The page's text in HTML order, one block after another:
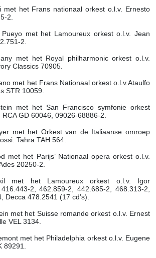
met het Frans nationaal orkest o.l.v. Ernesto
2.
met het Lamoureux orkest o.l.v. Jean
2.
met het Royal philharmonic orkest o.l.v.
Classics 70905.
met het Frans Nationaal orkest o.l.v.Ataulfo
STR 10059.
met het San Francisco symfonie orkest
GD 60046, 09026-68886-2.
met het Orkest van de Italiaanse omroep
Tahra TAH 564.
met het Parijs’ Nationaal opera orkest o.l.v.
20250-2.
met het Lamoureux orkest o.l.v. Igor
2, 462.859-2, 442.685-2, 468.313-2,
Decca 478.2541 (17 cd’s).
met het Suisse romande orkest o.l.v. Ernest
VEL 3134.
met het Philadelphia orkest o.l.v. Eugene
89291.